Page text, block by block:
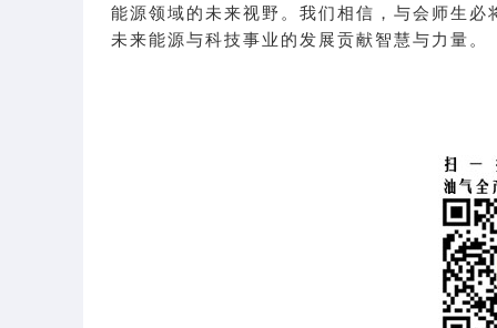
能源领域的未来视野。我们相信，与会师生
未来能源与科技事业的发展贡献智慧与力量。